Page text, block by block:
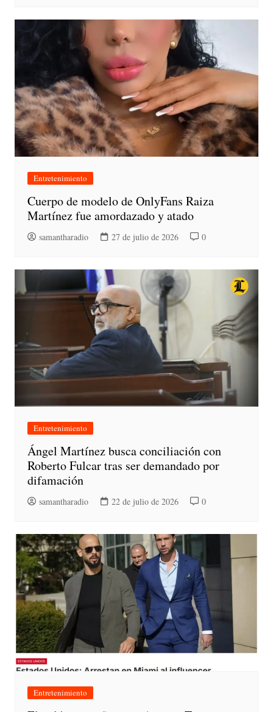
Entretenimiento
Cuerpo de modelo de OnlyFans Raiza
Martínez fue amordazado y atado
samantharadio 27 de julio de 2026 0
Entretenimiento
Ángel Martínez busca conciliación con
Roberto Fulcar tras ser demandado por
difamación
samantharadio 22 de julio de 2026 0
Entretenimiento